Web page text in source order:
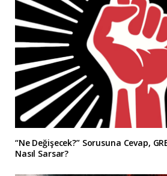
“Ne Değişecek?” Sorusuna Cevap,
Nasıl Sarsar?